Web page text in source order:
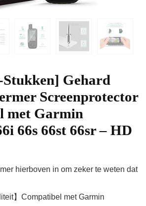
Gehard
Screenprotector
met Garmin
66s 66st 66sr – HD
hierboven in om zeker te weten dat
】Compatibel met Garmin